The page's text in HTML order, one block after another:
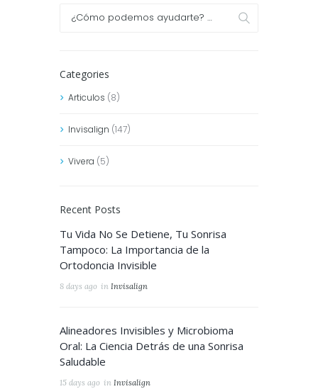
Categories
Articulos (8)
Invisalign (147)
Vivera (5)
Recent Posts
Tu Vida No Se Detiene, Tu Sonrisa
Tampoco: La Importancia de la
Ortodoncia Invisible
8 days ago in Invisalign
Alineadores Invisibles y Microbioma
Oral: La Ciencia Detrás de una Sonrisa
Saludable
15 days ago in Invisalign